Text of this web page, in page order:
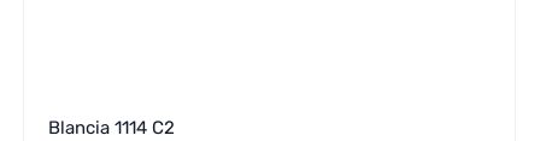
Blancia 1114 C2